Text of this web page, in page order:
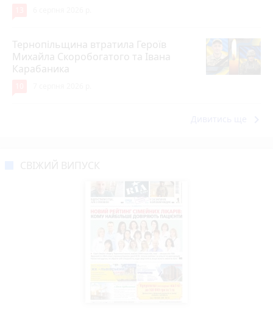
Тернопільщина втратила Героїв
Михайла Скоробогатого та Івана
Карабаника